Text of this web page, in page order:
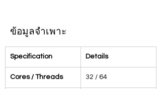
ข้อมูลจำเพาะ
Specification Details
Cores / Threads 32 / 64